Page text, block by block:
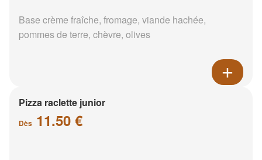
Base crème fraîche, fromage, viande hachée,
pommes de terre, chèvre, olives
Pizza raclette junior
Dès 11.50 €